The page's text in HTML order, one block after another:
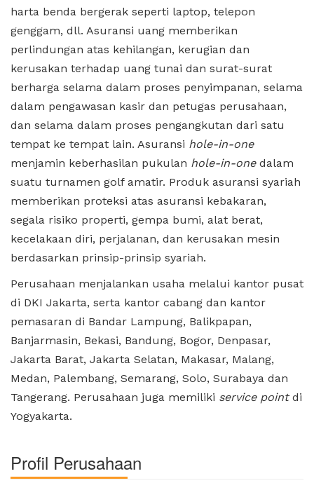
harta benda bergerak seperti laptop, telepon
genggam, dll. Asuransi uang memberikan
perlindungan atas kehilangan, kerugian dan
kerusakan terhadap uang tunai dan surat-surat
berharga selama dalam proses penyimpanan, selama
dalam pengawasan kasir dan petugas perusahaan,
dan selama dalam proses pengangkutan dari satu
tempat ke tempat lain. Asuransi hole-in-one
menjamin keberhasilan pukulan hole-in-onedalam
suatu turnamen golf amatir. Produk asuransi syariah
memberikan proteksi atas asuransi kebakaran,
segala risiko properti, gempa bumi, alat berat,
kecelakaan diri, perjalanan, dan kerusakan mesin
berdasarkan prinsip-prinsip syariah.
Perusahaan menjalankan usaha melalui kantor pusat
di DKI Jakarta, serta kantor cabang dan kantor
pemasaran di Bandar Lampung, Balikpapan,
Banjarmasin, Bekasi, Bandung, Bogor, Denpasar,
Jakarta Barat, Jakarta Selatan, Makasar, Malang,
Medan, Palembang, Semarang, Solo, Surabaya dan
Tangerang. Perusahaan juga memiliki service pointdi
Yogyakarta.
Profil Perusahaan